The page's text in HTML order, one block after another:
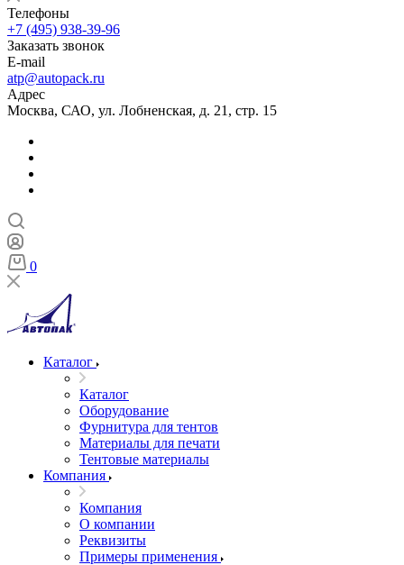
Телефоны
+7 (495) 938-39-96
Заказать звонок
E-mail
atp@autopack.ru
Адрес
Москва, САО, ул. Лобненская, д. 21, стр. 15
0
Каталог
Каталог
Оборудование
Фурнитура для тентов
Материалы для печати
Тентовые материалы
Компания
Компания
О компании
Реквизиты
Примеры применения